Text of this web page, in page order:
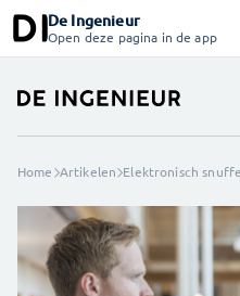
De Ingenieur
Open deze pagina in de app
Home Artikelen Elektronisch